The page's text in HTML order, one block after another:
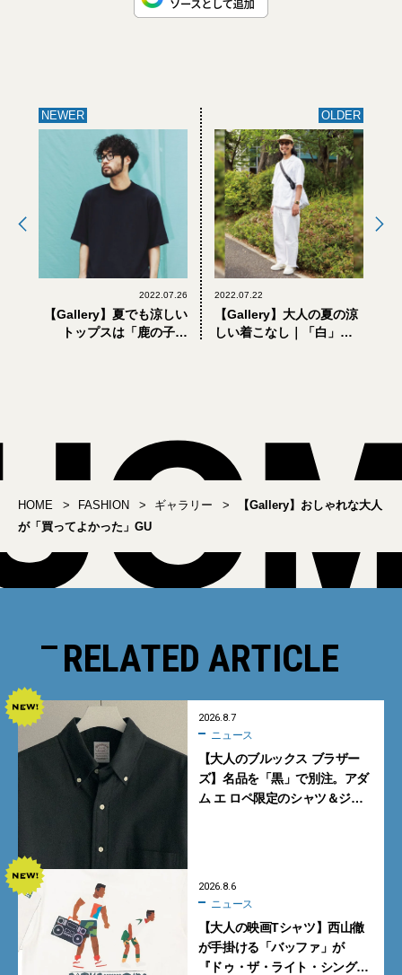
NEWER
2022.07.26
【Gallery】夏でも涼しい
トップスは「鹿の子素
OLDER
2022.07.22
【Gallery】大人の夏の涼
しい着こなし｜「白」の
HOME FASHION ギャラリー
【Gallery】おしゃれな大人
が「買ってよかった」GU
RELATED ARTICLE
2026.8.7
ニュース
【大人のブルックス ブラザー
ズ】名品を「黒」で別注。アダ
ム エ ロペ限定のシャツ＆ジャ
2026.8.6
ニュース
【大人の映画Tシャツ】西山徹
が手掛ける「バッファ」が
『ドゥ・ザ・ライト・シング』